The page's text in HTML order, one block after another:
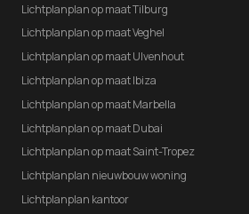
Lichtplanplan op maat Tilburg
Lichtplanplan op maat Veghel
Lichtplanplan op maat Ulvenhout
Lichtplanplan op maat Ibiza
Lichtplanplan op maat Marbella
Lichtplanplan op maat Dubai
Lichtplanplan op maat Saint-Tropez
Lichtplanplan nieuwbouw woning
Lichtplanplan kantoor